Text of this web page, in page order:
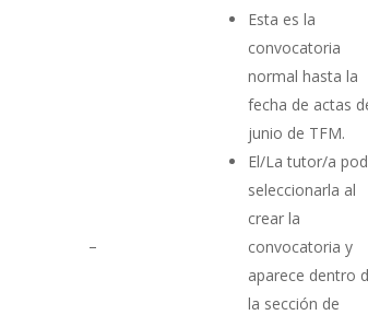
–
Esta es la
convocatoria
normal hasta la
fecha de actas
junio de TFM.
El/La tutor/a
seleccionarla al
crear la
convocatoria y
aparece dentro
la sección de